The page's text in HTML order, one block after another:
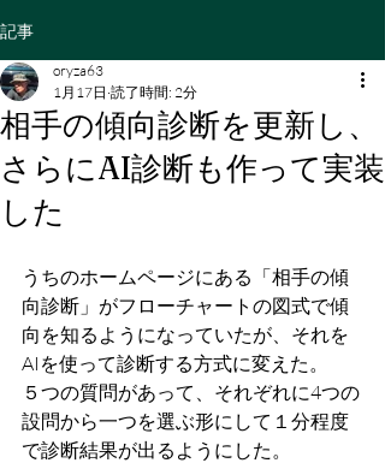
記事
相手の傾向診断を更新し、
さらにAI診断も作って実装
した
oryza63
1月17日 読了時間: 2分
うちのホームページにある「相手の傾
向診断」がフローチャートの図式で傾
向を知るようになっていたが、それを
AIを使って診断する方式に変えた。
５つの質問があって、それぞれに4つの
設問から一つを選ぶ形にして１分程度
で診断結果が出るようにした。